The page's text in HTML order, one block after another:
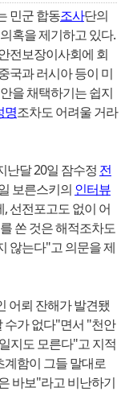
민군 합동조사단의
혹을 제기하고 있다.
전보장이사회에 회
국과 러시아 등이 미
을 채택하기는 쉽지
명조차도 어려울 거라
난달 20일 잠수정 전
보른스키의 인터뷰
선전포고도 없이 어
쏜 것은 해적조차도
않는다"고 의문을 제
어뢰 잔해가 발견됐
수가 없다"면서 "천안
지도 모른다"고 지적
계함이 그들 말대로
바보"라고 비난하기